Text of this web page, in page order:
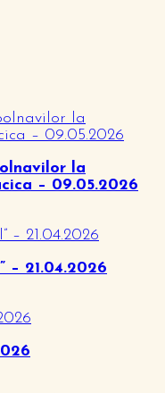
la
– 09.05.2026
– 21.04.2026